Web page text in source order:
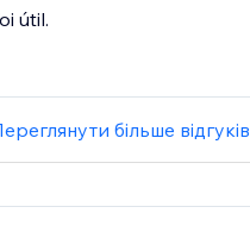
útil.
більше відгуків